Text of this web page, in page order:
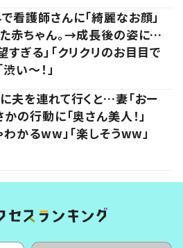
看護師さんに「綺麗なお顔」
赤ちゃん。→成長後の姿に…
すぎる」「クリクリのお目目で
い～！」
夫を連れて行くと…妻「おー
かの行動に「奥さん美人！」
わかるww」「楽しそうww」